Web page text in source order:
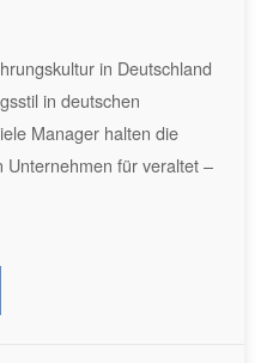
in Deutschland
in deutschen
Manager halten die
Unternehmen für veraltet –